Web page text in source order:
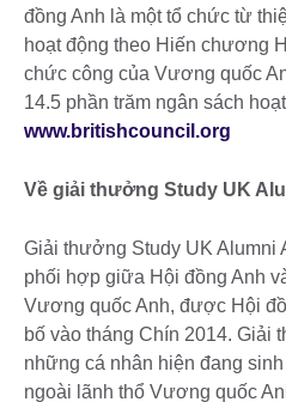
đồng Anh là một tổ chức từ
hoạt động theo Hiến chương
chức công của Vương quốc
14.5 phần trăm ngân sách
www.britishcouncil.org
Về giải thưởng Study UK
Giải thưởng Study UK Alumni
phối hợp giữa Hội đồng Anh
Vương quốc Anh, được Hội
bố vào tháng Chín 2014. Giải
những cá nhân hiện đang
ngoài lãnh thổ Vương quốc